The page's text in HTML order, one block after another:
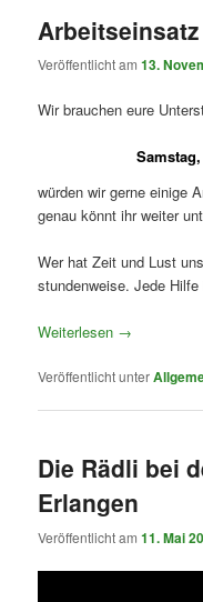
Arbeitseinsatz
Veröffentlicht am13.
Wir brauchen eure
würden wir gerne einige
genau könnt ihr weiter
Wer hat Zeit und Lust
stundenweise. Jede
Weiterlesen →
Veröffentlicht unter
Die Rädli bei
Erlangen
Veröffentlicht am11. Mai